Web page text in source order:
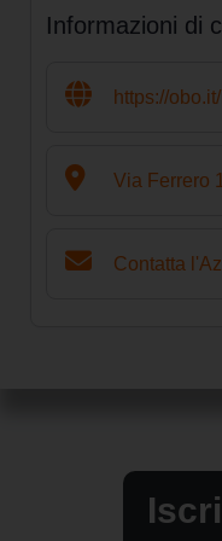
Informazioni di
https://
Via Ferrero
Contatta